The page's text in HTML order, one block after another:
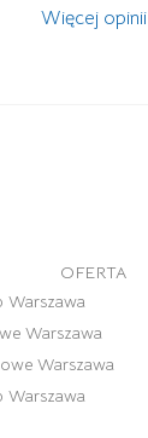
Więcej opinii
OFERTA
Warszawa
Warszawa
Warszawa
Warszawa